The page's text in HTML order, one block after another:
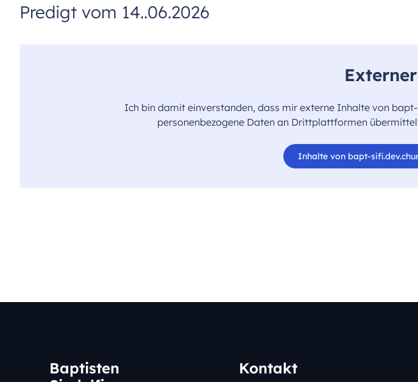
Predigt vom 14..06.2026
Ich bin damit einverstanden, dass mir externe Inhalte von
personenbezogene Daten an Drittplattformen
Inhalte von bapt-
Baptisten
Kontakt